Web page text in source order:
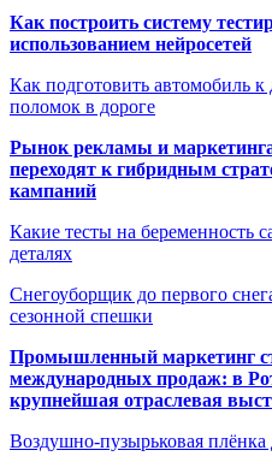
Как построить систему
использованием нейросетей
Как подготовить автомобиль к
поломок в дороге
Рынок рекламы и
переходят к гибридным
кампаний
Какие тесты на беременность
деталях
Снегоуборщик до первого
сезонной спешки
Промышленный маркетинг
международных продаж: в
крупнейшая отраслевая
Воздушно-пузырьковая плёнка